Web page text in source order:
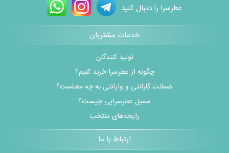
عطرسرا را دنبال کنید
خدمات مشتریان
تولید کنندگان
چگونه از عطرسرا خرید کنیم؟
ضمانت گارانتی و وارانتی به چه معناست؟
سمپل عطرسرایی چیست؟
رایحه‌های منتخب
ارتباط با ما